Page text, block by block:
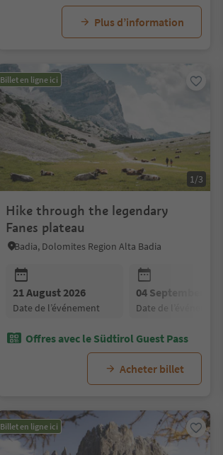
Plus d’information
Billet en ligne ici
1/3
Hike through the legendary
Fanes plateau
Badia, Dolomites Region Alta Badia
21 August 2026
date de l’événement
04 September 2026
date de l’événement
Offres avec le Südtirol Guest Pass
Acheter billet
Billet en ligne ici